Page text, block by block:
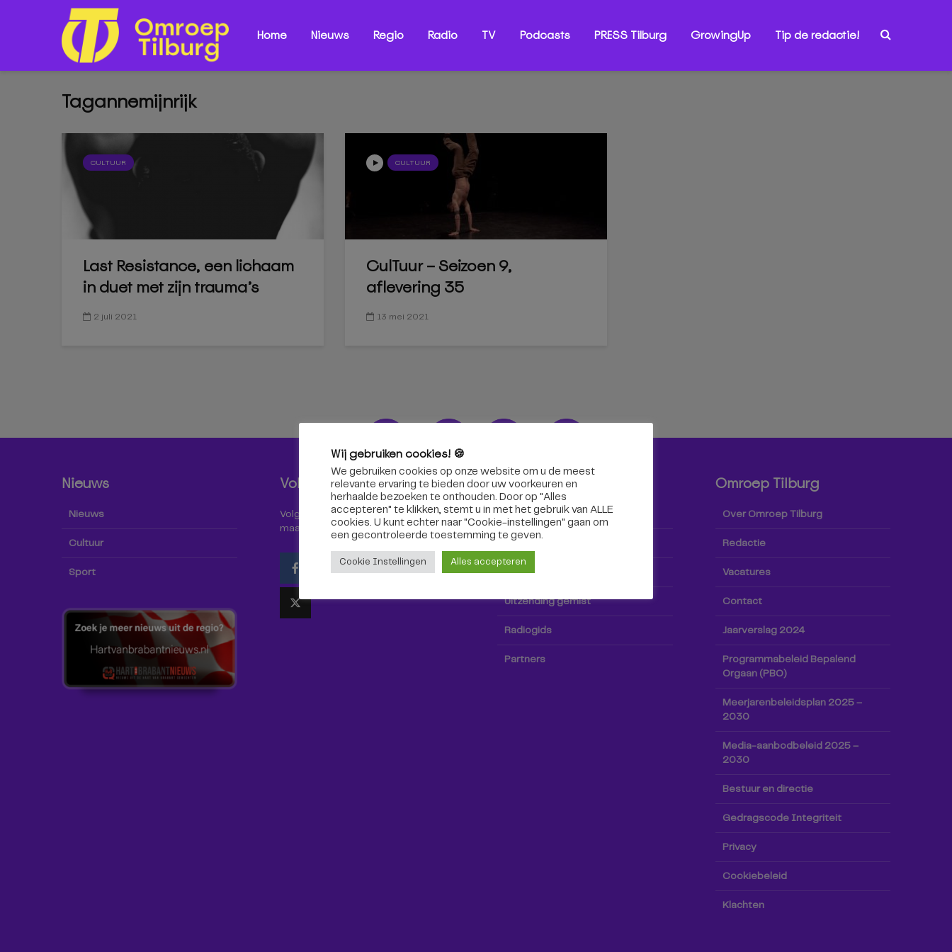
Home Nieuws Regio Radio TV Podcasts PRESS Tilburg GrowingUp Tip de redactie!
Tagannemijnrijk
CULTUUR
Last Resistance, een lichaam
in duet met zijn trauma’s
2 juli 2021
CULTUUR
CulTuur – Seizoen 9,
aflevering 35
13 mei 2021
Nieuws
Nieuws
Cultuur
Sport
Volg ons!
Volg Omroep Tilburg niet alleen hier,
maar ook via social media!
Radio & TV
Kijk tv
Radio
TV-gids
Uitzending gemist
Radiogids
Partners
Omroep Tilburg
Over Omroep Tilburg
Redactie
Vacatures
Contact
Jaarverslag 2024
Programmabeleid Bepalend
Orgaan (PBO)
Meerjarenbeleidsplan 2025 –
2030
Media-aanbodbeleid 2025 –
2030
Bestuur en directie
Gedragscode Integriteit
Privacy
Cookiebeleid
Klachten
Wij gebruiken cookies! 🍪
We gebruiken cookies op onze website om u de meest
relevante ervaring te bieden door uw voorkeuren en
herhaalde bezoeken te onthouden. Door op "Alles
accepteren" te klikken, stemt u in met het gebruik van ALLE
cookies. U kunt echter naar "Cookie-instellingen" gaan om
een ​​gecontroleerde toestemming te geven.
Cookie Instellingen Alles accepteren